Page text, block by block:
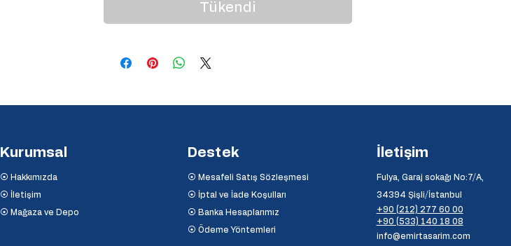
Tükendi
Kurumsal
⦿ Hakkımızda
⦿ İletişim
⦿ Mağaza ve Depo
Destek
⦿ Mesafeli Satış Sözleşmesi
⦿ İptal ve İade Koşulları
⦿ Banka Hesaplarımız
⦿ Ödeme Yöntemleri
İletişim
Fulya, Garaj sokağı No:7/A,
34394 Şişli/İstanbul
+90 (212) 277 60 00
+90 (533) 140 18 08
info@emirtasarim.com